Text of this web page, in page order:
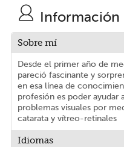
Información
Sobre mí
Desde el primer año de
pareció fascinante y
en esa línea de
profesión es poder ayudar
problemas visuales por
catarata y vítreo-retinales
Idiomas